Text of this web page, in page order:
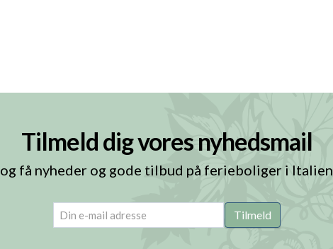
Tilmeld dig vores nyhedsmail
og få nyheder og gode tilbud på ferieboliger i Italien
email (Påkrævet) Tilmeld